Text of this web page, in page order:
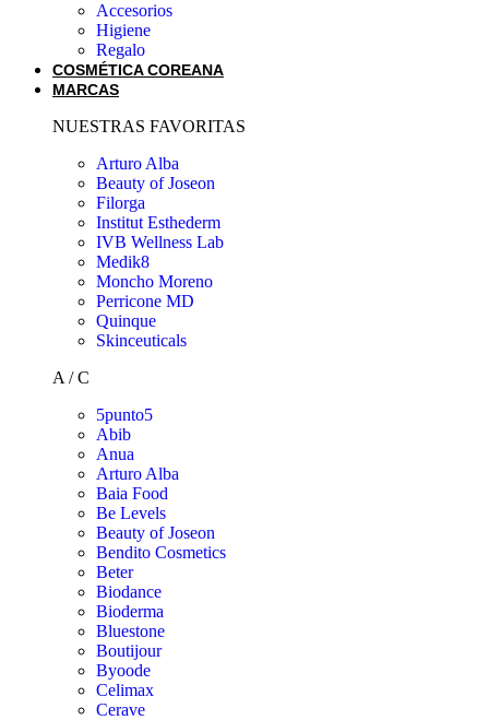
Accesorios
Higiene
Regalo
COSMÉTICA COREANA
MARCAS
NUESTRAS FAVORITAS
Arturo Alba
Beauty of Joseon
Filorga
Institut Esthederm
IVB Wellness Lab
Medik8
Moncho Moreno
Perricone MD
Quinque
Skinceuticals
A / C
5punto5
Abib
Anua
Arturo Alba
Baia Food
Be Levels
Beauty of Joseon
Bendito Cosmetics
Beter
Biodance
Bioderma
Bluestone
Boutijour
Byoode
Celimax
Cerave